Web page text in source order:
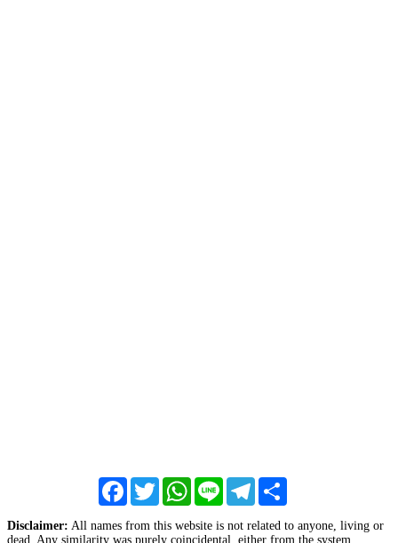
FacebookTwitterWhatsApp
Line Telegram
Disclaimer: All names from this website is not related to anyone, living or
dead. Any similarity was purely coincidental, either from the system